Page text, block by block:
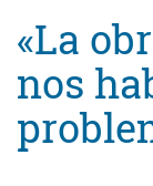
«La
nos